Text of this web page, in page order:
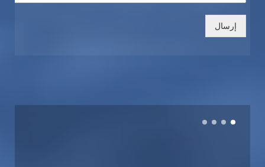
إرسال